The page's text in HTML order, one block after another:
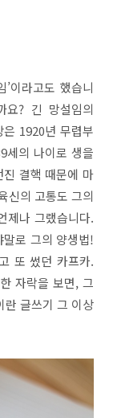
이라고도 했습니
요? 긴 망설임의
은 1920년 무렵부
세의 나이로 생을
진 결핵 때문에 마
신의 고통도 그의
제나 그랬습니다.
로 그의 양생법!
또 썼던 카프카.
자락을 보면, 그
란 글쓰기 그 이상